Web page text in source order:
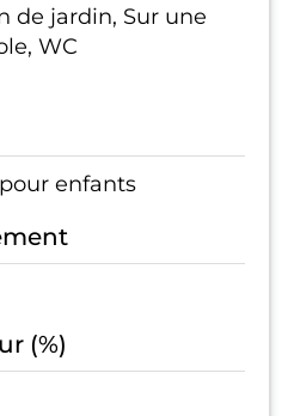
de jardin, Sur une
WC
enfants
(%)